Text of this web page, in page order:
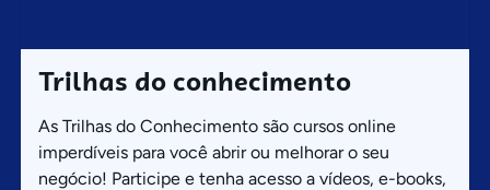
Trilhas do conhecimento
As Trilhas do Conhecimento são cursos online
imperdíveis para você abrir ou melhorar o seu
negócio! Participe e tenha acesso a vídeos, e-books,